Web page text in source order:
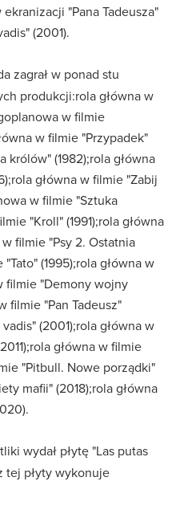
"Pana Tadeusza"
(2001).
zagrał w ponad stu
produkcji:rola główna w
w filmie
w filmie "Przypadek"
królów" (1982);rola główna
główna w filmie "Zabij
w filmie "Sztuka
"Kroll" (1991);rola główna
filmie "Psy 2. Ostatnia
(1995);rola główna w
filmie "Demony wojny
filmie "Pan Tadeusz"
(2001);rola główna w
główna w filmie
"Pitbull. Nowe porządki"
mafii" (2018);rola główna
wydał płytę "Las putas
tej płyty wykonuje